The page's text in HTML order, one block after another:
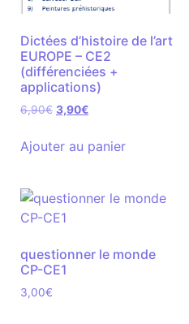
Dictées d’histoire de l’art
EUROPE – CE2
(différenciées +
applications)
6,90€ 3,90€
Ajouter au panier
questionner le monde
CP-CE1
3,00€